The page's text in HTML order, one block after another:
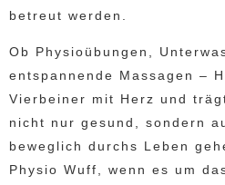
betreut werden.
Ob Physioübungen,
entspannende Massagen –
Vierbeiner mit Herz und
nicht nur gesund, sondern
beweglich durchs Leben
Physio Wuff, wenn es um